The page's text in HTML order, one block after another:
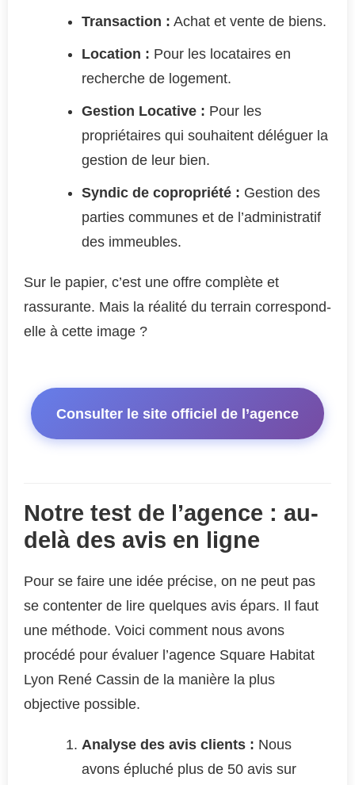
Transaction : Achat et vente de biens.
Location : Pour les locataires en
recherche de logement.
Gestion Locative : Pour les
propriétaires qui souhaitent déléguer la
gestion de leur bien.
Syndic de copropriété : Gestion des
parties communes et de l’administratif
des immeubles.
Sur le papier, c’est une offre complète et
rassurante. Mais la réalité du terrain correspond-
elle à cette image ?
Consulter le site officiel de l’agence
Notre test de l’agence : au-
delà des avis en ligne
Pour se faire une idée précise, on ne peut pas
se contenter de lire quelques avis épars. Il faut
une méthode. Voici comment nous avons
procédé pour évaluer l’agence Square Habitat
Lyon René Cassin de la manière la plus
objective possible.
Analyse des avis clients : Nous
avons épluché plus de 50 avis sur